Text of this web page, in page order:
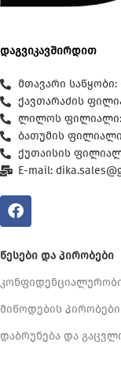
დაგვიკავშირდით
მთავარი საწყობი:
ქავთარაძის
ლილოს ფილიალი:
ბათუმის ფილიალი:
ქუთაისის
E-mail:
ᲬᲔᲡᲔᲑᲘ ᲓᲐ ᲞᲘᲠᲝᲑᲔᲑᲘ
მიწოდების პირობები
დაბრუნება და